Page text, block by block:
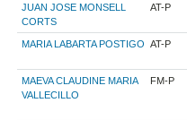
JUAN JOSE MONSELL
CORTS
AT-P
MARIA LABARTA POSTIGO AT-P
MAEVA CLAUDINE MARIA
VALLECILLO
FM-P